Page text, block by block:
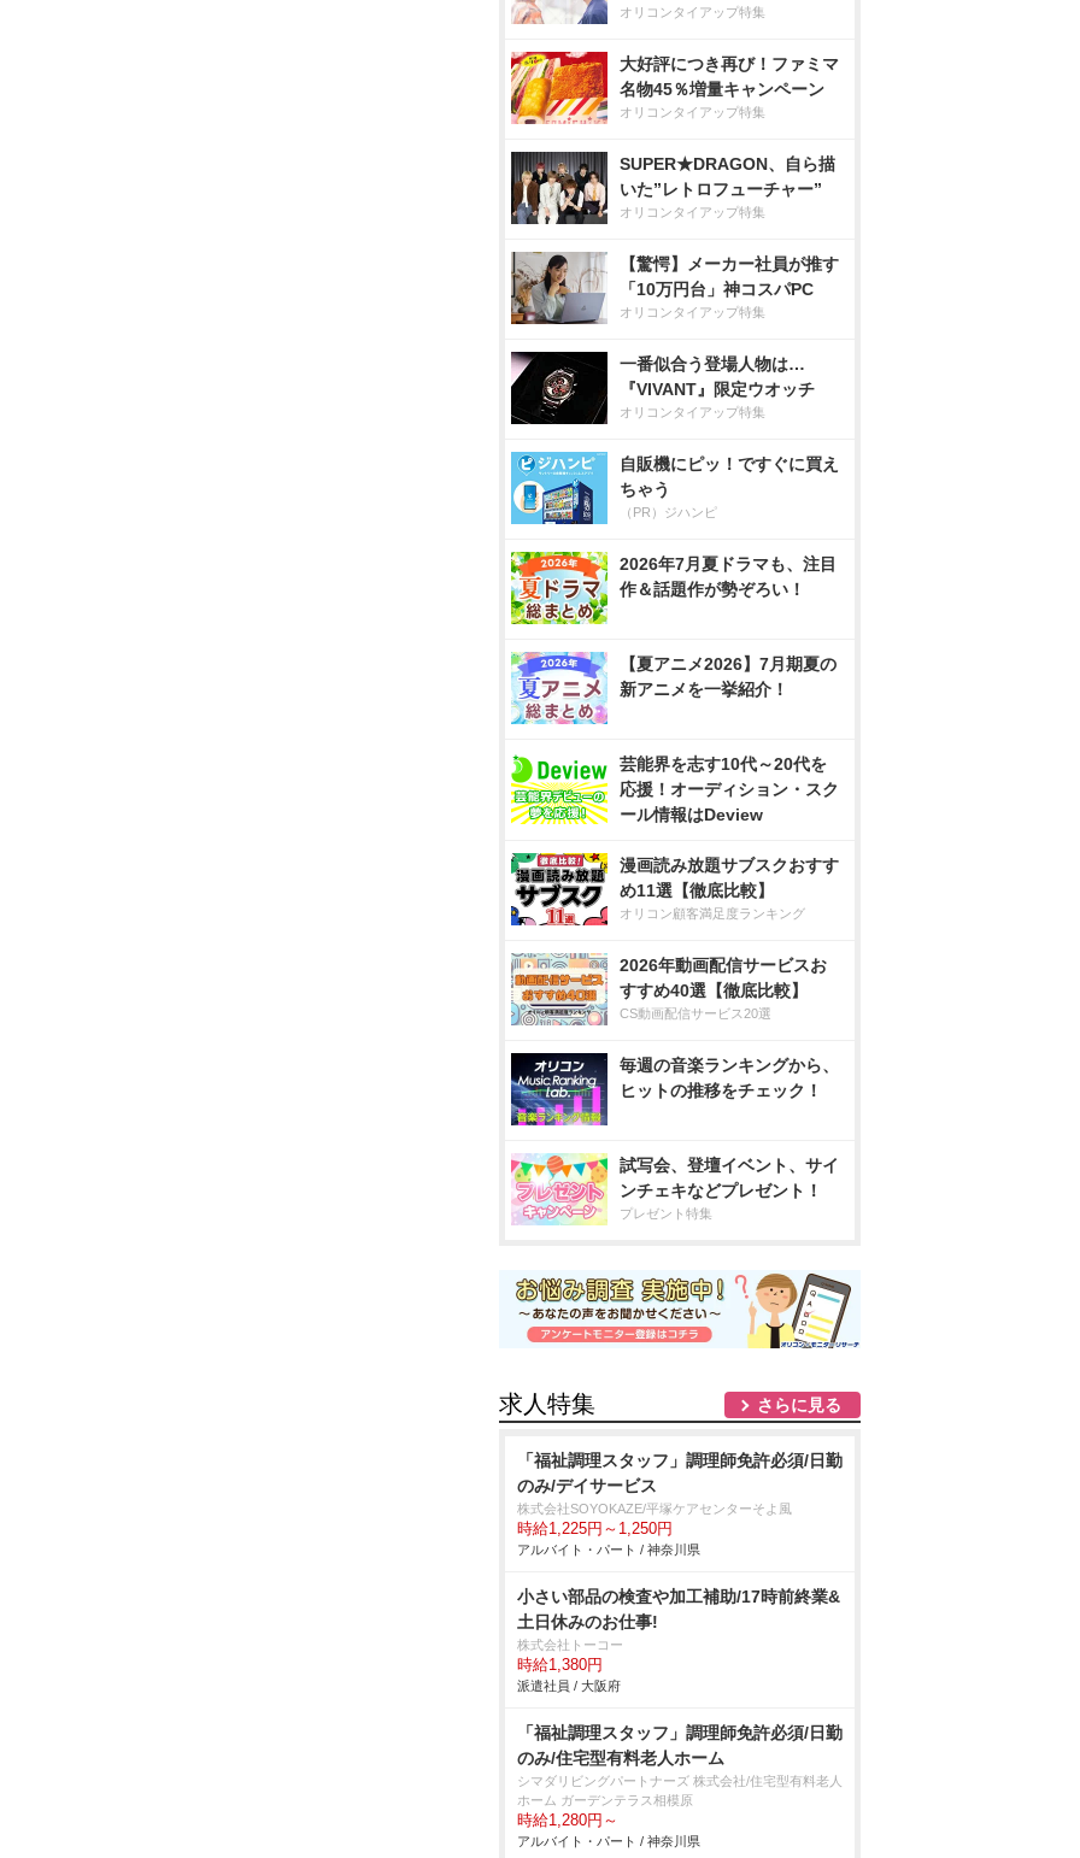
オリコンタイアップ特集
大好評につき再び！ファミマ
名物45％増量キャンペーン
オリコンタイアップ特集
SUPER★DRAGON、自ら描
いた”レトロフューチャー”
オリコンタイアップ特集
【驚愕】メーカー社員が推す
「10万円台」神コスパPC
オリコンタイアップ特集
一番似合う登場人物は…
『VIVANT』限定ウオッチ
オリコンタイアップ特集
自販機にピッ！ですぐに買え
ちゃう
（PR）ジハンピ
2026年7月夏ドラマも、注目
作＆話題作が勢ぞろい！
【夏アニメ2026】7月期夏の
新アニメを一挙紹介！
芸能界を志す10代～20代を
応援！オーディション・スク
ール情報はDeview
漫画読み放題サブスクおすす
め11選【徹底比較】
オリコン顧客満足度ランキング
2026年動画配信サービスお
すすめ40選【徹底比較】
CS動画配信サービス20選
毎週の音楽ランキングから、
ヒットの推移をチェック！
試写会、登壇イベント、サイ
ンチェキなどプレゼント！
プレゼント特集
求人特集 さらに見る
「福祉調理スタッフ」調理師免許必須/日勤
のみ/デイサービス
株式会社SOYOKAZE/平塚ケアセンターそよ風
時給1,225円～1,250円
アルバイト・パート / 神奈川県
小さい部品の検査や加工補助/17時前終業&
土日休みのお仕事!
株式会社トーコー
時給1,380円
派遣社員 / 大阪府
「福祉調理スタッフ」調理師免許必須/日勤
のみ/住宅型有料老人ホーム
シマダリビングパートナーズ 株式会社/住宅型有料老人
ホーム ガーデンテラス相模原
時給1,280円～
アルバイト・パート / 神奈川県